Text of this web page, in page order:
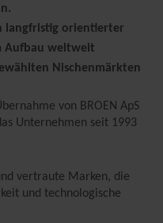
langfristig orientierter
Aufbau weltweit
Nischenmärkten
von BROEN ApS
Unternehmen seit 1993
vertraute Marken, die
und technologische